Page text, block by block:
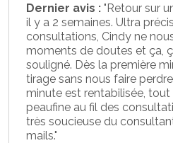
Dernier avis : "Retour sur
il y a 2 semaines. Ultra
consultations, Cindy ne
moments de doutes et ça,
souligné. Dès la première
tirage sans nous faire
minute est rentabilisée,
peaufine au fil des
très soucieuse du
mails."